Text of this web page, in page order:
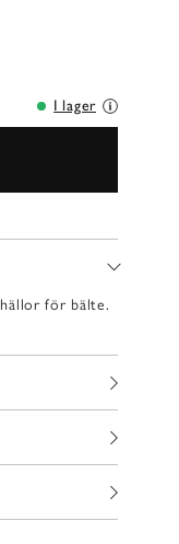
I lager
för bälte.